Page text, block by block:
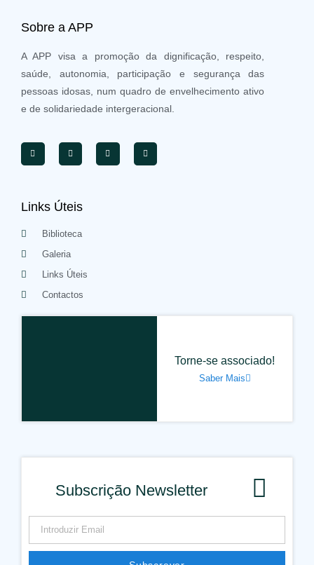
Sobre a APP
A APP visa a promoção da dignificação, respeito,
saúde, autonomia, participação e segurança das
pessoas idosas, num quadro de envelhecimento ativo
e de solidariedade intergeracional.
Links Úteis
Biblioteca
Galeria
Links Úteis
Contactos
Torne-se associado!
Saber Mais
Subscrição Newsletter